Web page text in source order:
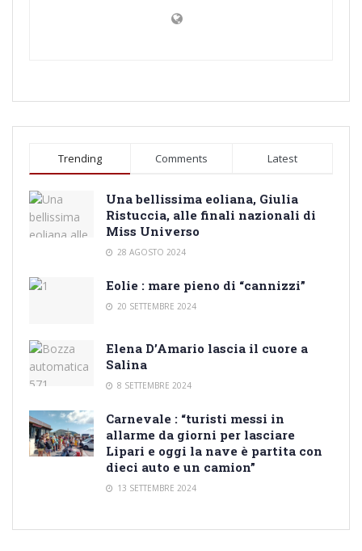
Trending Comments Latest
Una bellissima eoliana, Giulia
Ristuccia, alle finali nazionali di
Miss Universo
28 AGOSTO 2024
Eolie : mare pieno di “cannizzi”
20 SETTEMBRE 2024
Elena D’Amario lascia il cuore a
Salina
8 SETTEMBRE 2024
Carnevale : “turisti messi in
allarme da giorni per lasciare
Lipari e oggi la nave è partita con
dieci auto e un camion”
13 SETTEMBRE 2024